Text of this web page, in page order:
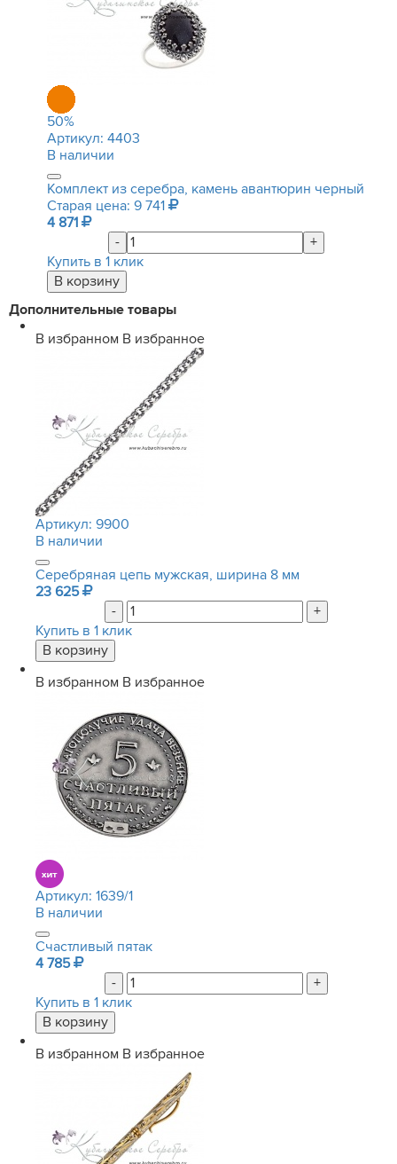
50%
Артикул: 4403
В наличии
Комплект из серебра, камень авантюрин черный
Старая цена: 9 741
4 871
-
+
Купить в 1 клик
Дополнительные товары
В избранном В избранное
Артикул: 9900
В наличии
Серебряная цепь мужская, ширина 8 мм
23 625
-
+
Купить в 1 клик
В избранном В избранное
Артикул: 1639/1
В наличии
Счастливый пятак
4 785
-
+
Купить в 1 клик
В избранном В избранное